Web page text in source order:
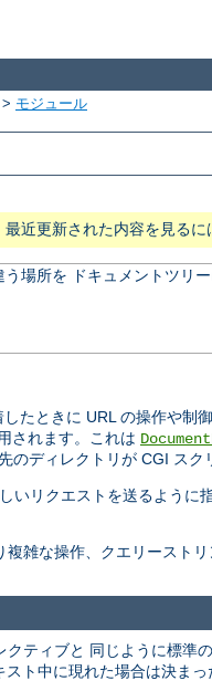
> モジュール
近更新された内容を見るに
場所を ドキュメントツリ
たときに URL の操作や制
されます。これは
のディレクトリが CGI スク
いリクエストを送るよう
雑な操作、クエリーストリ
ティブと 同じように標準の
ト中に現れた場合は決まっ